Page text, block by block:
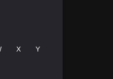
X Y